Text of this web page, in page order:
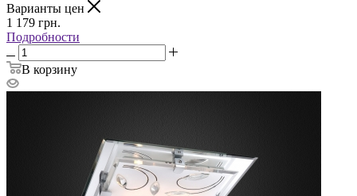
Варианты цен
1 179 грн.
Подробности
В корзину